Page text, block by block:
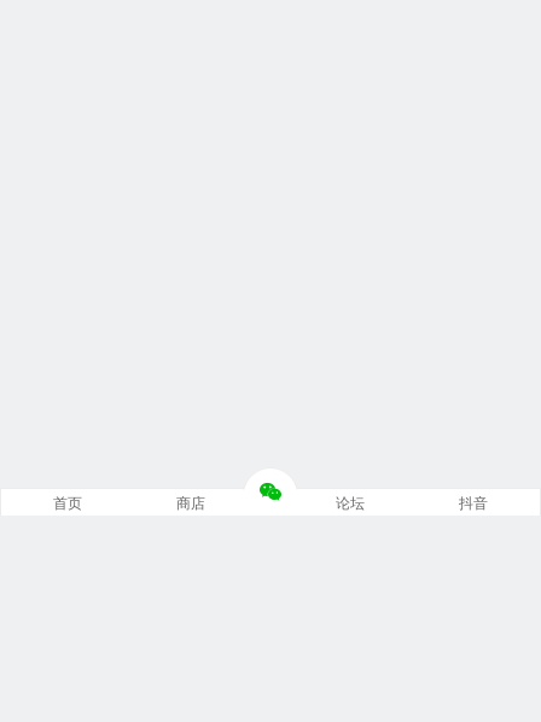
首页 商店 论坛 抖音